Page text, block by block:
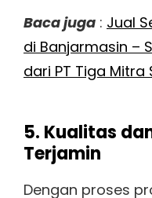
Baca juga : Jual
di Banjarmasin –
dari PT Tiga Mitra
5. Kualitas
Terjamin
Dengan proses